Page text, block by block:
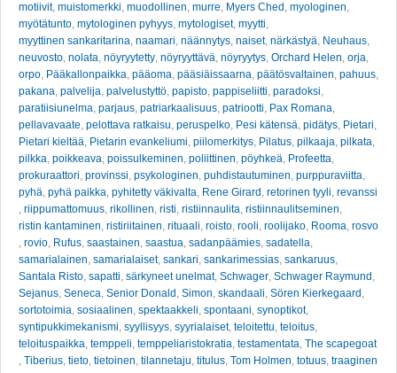
motiivit, muistomerkki, muodollinen, murre, Myers Ched , myologinen,
myötätunto, mytologinen pyhyys, mytologiset, myytti,
myyttinen sankaritarina, naamari, näännytys, naiset, närkästyä, Neuhaus,
neuvosto, nolata, nöyryytetty, nöyryyttävä, nöyryytys, Orchard Helen, orja,
orpo, Pääkallonpaikka, pääoma, pääsiäissaarna, päätösvaltainen, pahuus,
pakana, palvelija, palvelustyttö, papisto, pappiseliitti, paradoksi,
paratiisiunelma, parjaus, patriarkaalisuus, patriootti, Pax Romana,
pellavavaate, pelottava ratkaisu, peruspelko, Pesi kätensä, pidätys, Pietari,
Pietari kieltää, Pietarin evankeliumi, piilomerkitys, Pilatus, pilkaaja, pilkata,
pilkka, poikkeava, poissulkeminen, poliittinen, pöyhkeä, Profeetta,
prokuraattori, provinssi, psykologinen, puhdistautuminen, purppuraviitta,
pyhä, pyhä paikka, pyhitetty väkivalta, Rene Girard , retorinen tyyli, revanssi
, riippumattomuus, rikollinen, risti, ristiinnaulita, ristiinnaulitseminen,
ristin kantaminen, ristiriitainen, rituaali, roisto, rooli, roolijako, Rooma, rosvo
, rovio, Rufus, saastainen, saastua, sadanpäämies, sadatella,
samarialainen, samarialaiset, sankari, sankarimessias, sankaruus,
Santala Risto, sapatti, särkyneet unelmat, Schwager, Schwager Raymund ,
Sejanus, Seneca, Senior Donald , Simon, skandaali, Sören Kierkegaard ,
sortotoimia, sosiaalinen, spektaakkeli, spontaani, synoptikot,
syntipukkimekanismi, syyllisyys, syyrialaiset, teloitettu, teloitus,
teloituspaikka, temppeli, temppeliaristokratia, testamentata, The scapegoat
, Tiberius, tieto, tietoinen, tilannetaju, titulus, Tom Holmen, totuus, traaginen